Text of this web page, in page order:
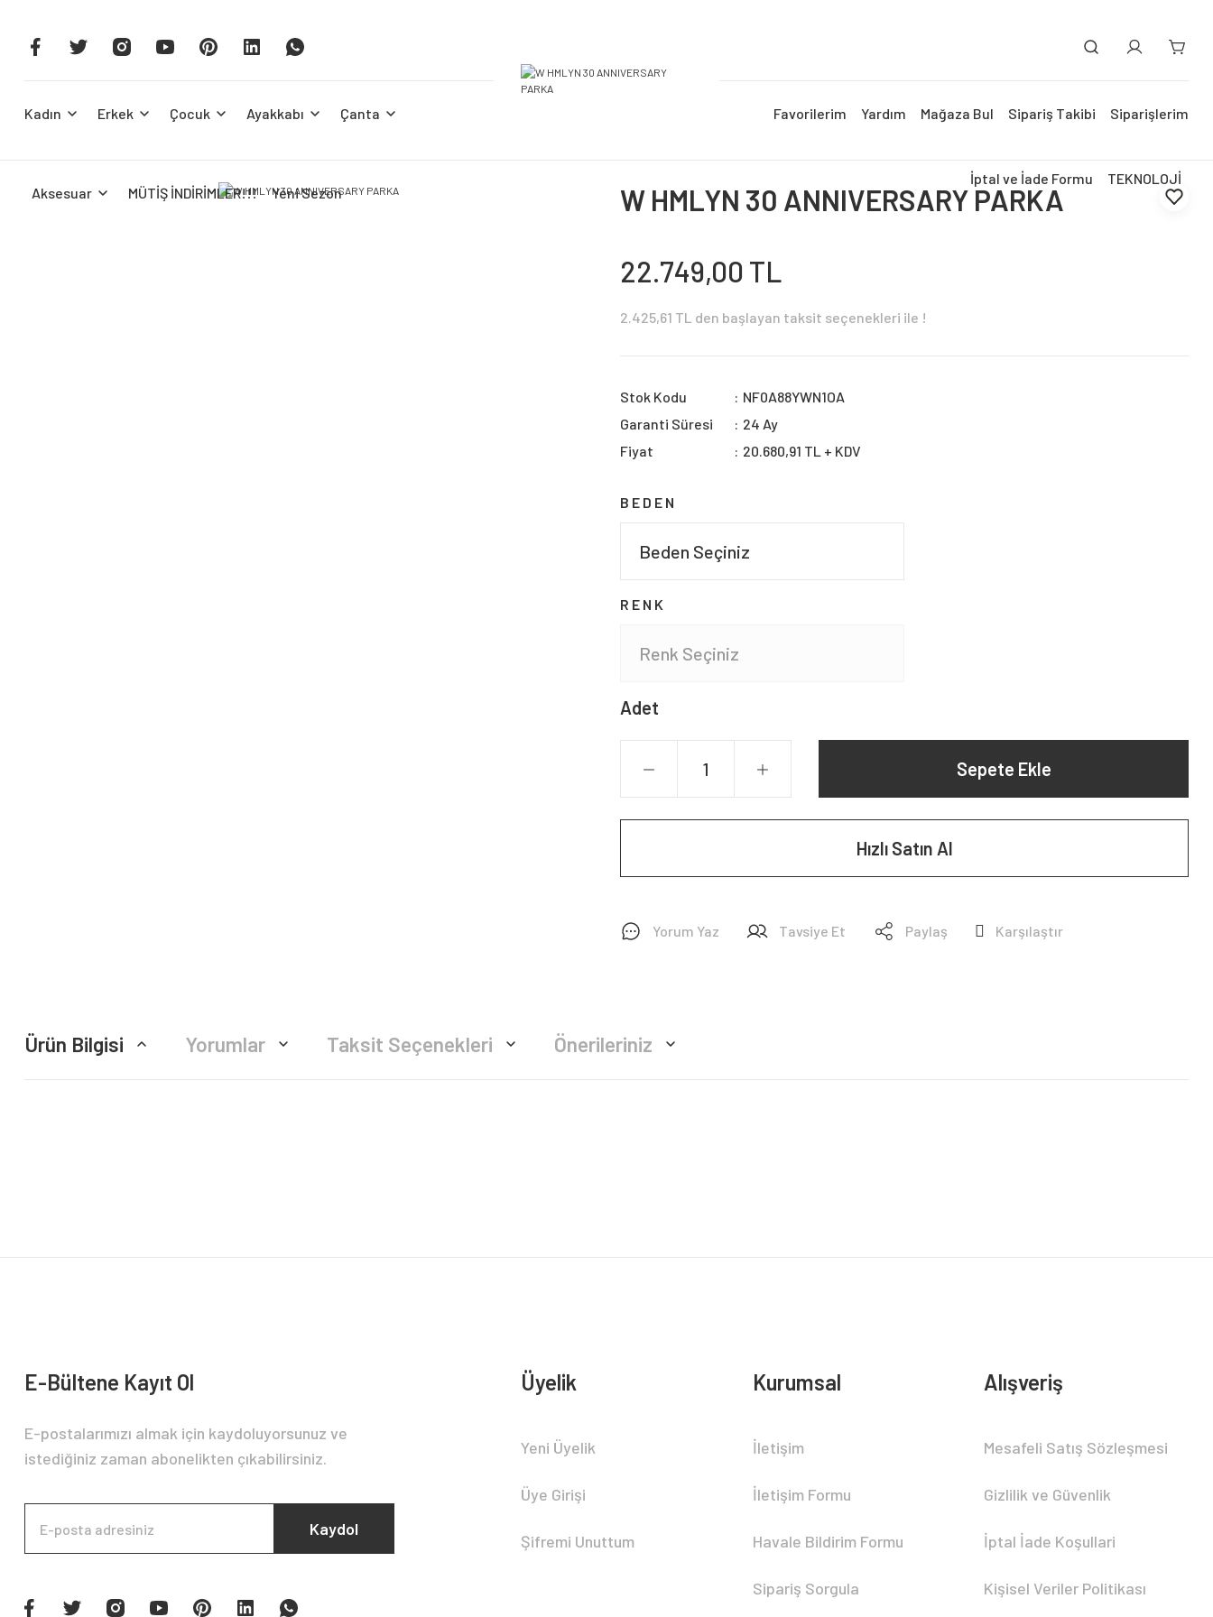
Kadın Erkek Çocuk Ayakkabı Çanta
Aksesuar MÜTİŞ İNDİRİMLER!!! Yeni Sezon
Siparişlerim
Sipariş Takibi
Mağaza Bul
Yardım
Favorilerim
TEKNOLOJİ
İptal ve İade Formu
W HMLYN 30 ANNIVERSARY PARKA
22.749,00 TL
2.425,61 TL den başlayan taksit seçenekleri ile !
Stok Kodu
NF0A88YWN1OA
Garanti Süresi
24 Ay
Fiyat
20.680,91 TL + KDV
BEDEN
RENK
Adet
Sepete Ekle
Hızlı Satın Al
Yorum Yaz Tavsiye Et Paylaş Karşılaştır
Ürün Bilgisi Yorumlar Taksit Seçenekleri Önerileriniz
E-Bültene Kayıt Ol
E-postalarımızı almak için kaydoluyorsunuz ve
istediğiniz zaman abonelikten çıkabilirsiniz.
Kaydol
Üyelik
Yeni Üyelik
Üye Girişi
Şifremi Unuttum
Kurumsal
İletişim
İletişim Formu
Havale Bildirim Formu
Sipariş Sorgula
Alışveriş
Mesafeli Satış Sözleşmesi
Gizlilik ve Güvenlik
İptal İade Koşullari
Kişisel Veriler Politikası